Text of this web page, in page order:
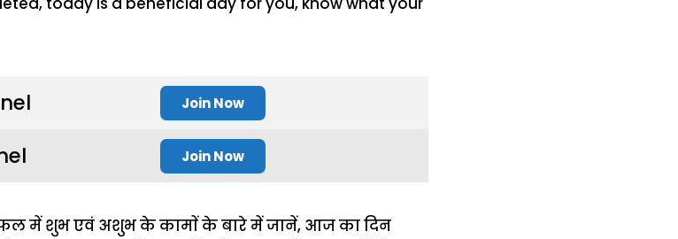
Join Now
Join Now
में शुभ एवं अशुभ के कामाें के बारे में जानें, आज का दिन